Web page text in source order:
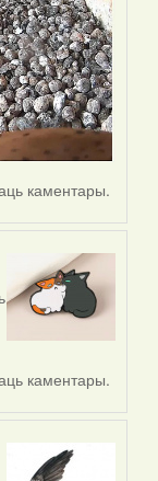
каментары.
каментары.